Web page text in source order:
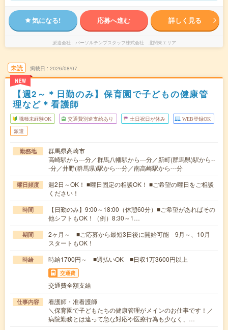
気になる! 応募へ進む 詳しく見る
派遣会社 パーソルテンプスタッフ株式会社 北関東エリア
未読
NEW
掲載日 2026/08/07
【週2～＊日勤のみ】保育園で子どもの健康管
理など＊看護師
職種未経験OK 交通費別途支給あり 土日祝日が休み WEB登録OK
派遣
勤務地
群馬県高崎市
高崎駅から---分／群馬八幡駅から---分／新町(群馬県)駅から--
-分／井野(群馬県)駅から---分／南高崎駅から---分
曜日頻度
週2日～OK！ ■曜日固定の相談OK！ ■ご希望の曜日をご相談
ください！
時間
【日勤のみ】9:00～18:00（休憩60分）■ご希望があればその
他シフトもOK！（例）8:30～1…
期間
2ヶ月～ ■ご応募から最短3日後に開始可能 9月～、10月
スタートもOK！
時給 時給1700円～ ■週払いOK ■日収1万3600円以上
交通費
交通費全額支給
仕事内容
看護師・准看護師
＼保育園で子どもたちの健康管理がメインのお仕事です！／
病院勤務とは違って急な対応や医療行為も少なく、…